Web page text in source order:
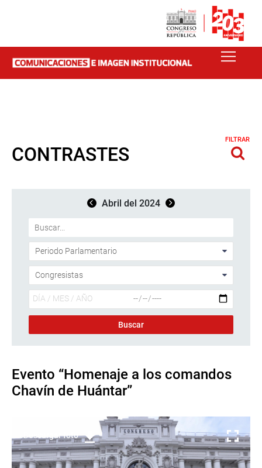
CONTRASTES
FILTRAR
Abril del 2024
Evento “Homenaje a los comandos
Chavín de Huántar”
Descargar foto